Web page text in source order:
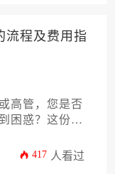
法律风险。
流程及费用指
高管，您是否
困惑？这份指
对起重船这一
417 人看过